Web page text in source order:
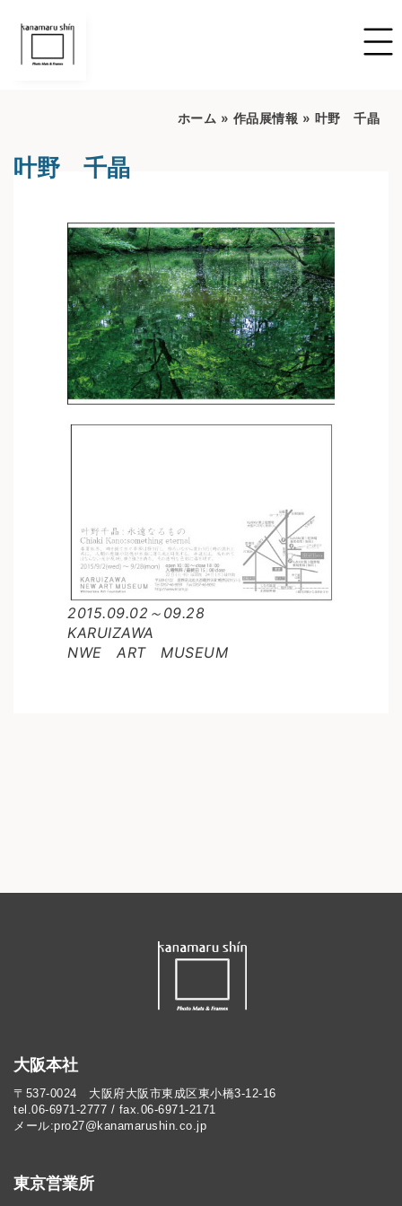
ホーム » 作品展情報 » 叶野 千晶
叶野 千晶
2015.09.02～09.28
KARUIZAWA
NWE ART MUSEUM
大阪本社
〒537-0024 大阪府大阪市東成区東小橋3-12-16
tel.06-6971-2777 / fax.06-6971-2171
メール:pro27@kanamarushin.co.jp​
東京営業所